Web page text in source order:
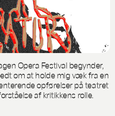
Opera Festival begynder,
om at holde mig væk fra en
opførelser på teatret
af kritikkens rolle.